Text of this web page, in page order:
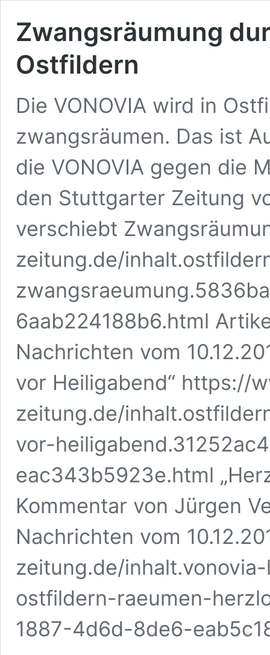
Zwangsräumung
Ostfildern
Die VONOVIA wird in
zwangsräumen. Das ist
die VONOVIA gegen die
den Stuttgarter Zeitung
verschiebt
zeitung.de/
6aab224188b6.html
Nachrichten vom
vor Heiligabend“ https://
zeitung.de/
vor-
eac343b5923e.html
Kommentar von Jürgen
Nachrichten vom
zeitung.de/
ostfildern-raeumen-
1887-4d6d-8de6-